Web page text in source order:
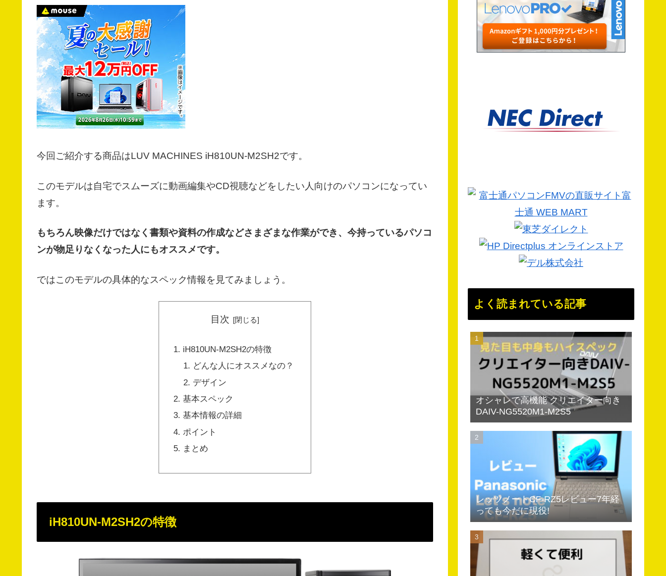
今回ご紹介する商品はLUV MACHINES iH810UN-M2SH2です。
このモデルは自宅でスムーズに動画編集やCD視聴などをしたい人向けのパソコンになってい
ます。
もちろん映像だけではなく書類や資料の作成などさまざまな作業ができ、今持っているパソコ
ンが物足りなくなった人にもオススメです。
ではこのモデルの具体的なスペック情報を見てみましょう。
目次
iH810UN-M2SH2の特徴
どんな人にオススメなの？
デザイン
基本スペック
基本情報の詳細
ポイント
まとめ
iH810UN-M2SH2の特徴
よく読まれている記事
オシャレで高機能 クリエイター向き
DAIV-NG5520M1-M2S5
レッツノートCF-RZ5レビュー7年経
っても今だに現役!